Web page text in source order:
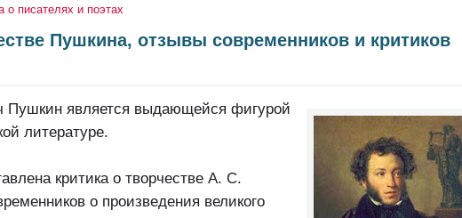
о писателях и поэтах
Пушкина, отзывы современников и критиков
Пушкин является выдающейся фигурой
литературе.
критика о творчестве А. С.
о произведения великого